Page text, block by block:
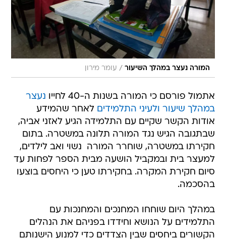
המורה נעצר במהלך השיעור / עומר מירון
אתמול פורסם כי המורה בשנות ה-40 לחייו
נעצר
במהלך שיעור ולעיני התלמידים לאחר שהמידע
אודות הקשר שקיים עם התלמידה הגיע לאזני אביה,
שבתגובה הגיש נגד המורה תלונה במשטרה. בתום
חקירתו במשטרה, שוחרר המורה  נשוי ואב לילדים,
למעצר בית ובמקביל הושעה מבית הספר לפחות עד
סיום חקירת המקרה. בחקירתו טען כי היחסים בוצעו
בהסכמה.
במהלך היום שוחחו המחנכים והמחנכות עם
התלמידים על הנושא וחידדו בפניהם את הנהלים
הקשורים ביחסים שבין הצדדים כדי למנוע הישנותם